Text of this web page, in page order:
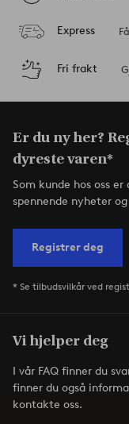
Express
Fri frakt
Er du ny her?
dyreste varen*
Som kunde hos oss
spennende nyheter
Registrer deg
* Se tilbudsvilkår ved
Vi hjelper deg
I vår FAQ finner du
finner du også
kontakte oss.